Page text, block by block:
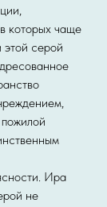
которых чаще
серой
Ира
не